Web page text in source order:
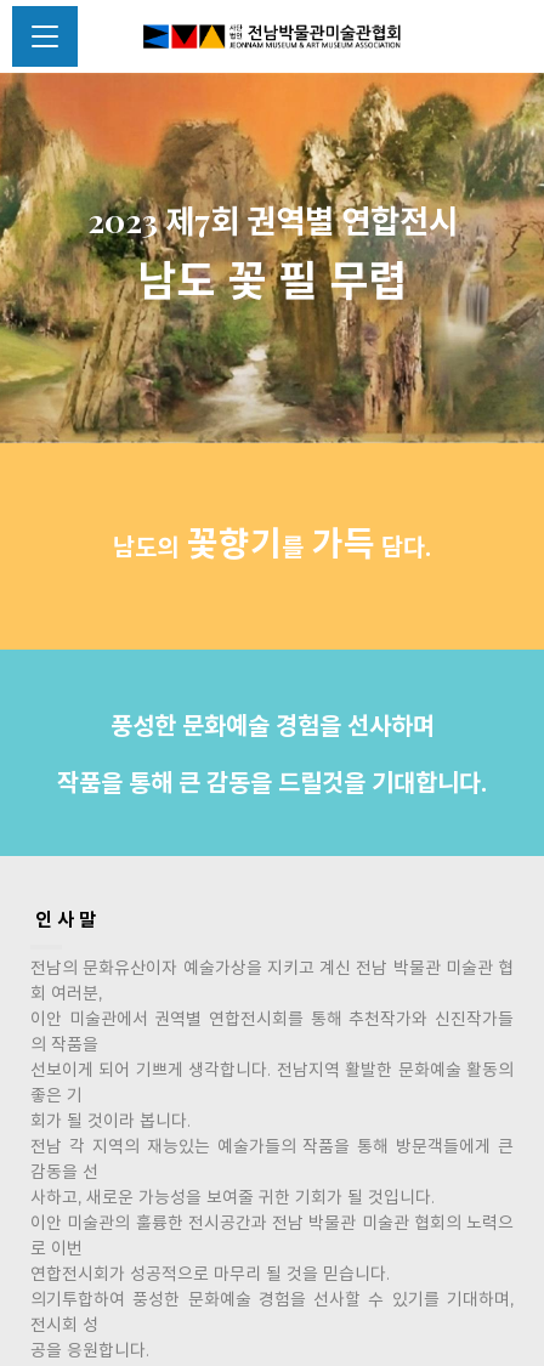
2023 제7회 권역별 연합전시
남도 꽃 필 무렵
남도의 꽃향기를 가득 담다.
풍성한 문화예술 경험을 선사하며
작품을 통해 큰 감동을 드릴것을 기대합니다.
인 사 말
전남의 문화유산이자 예술가상을 지키고 계신 전남 박물관 미술관 협
회 여러분,
이안 미술관에서 권역별 연합전시회를 통해 추천작가와 신진작가들
의 작품을
선보이게 되어 기쁘게 생각합니다. 전남지역 활발한 문화예술 활동의
좋은 기
회가 될 것이라 봅니다.
전남 각 지역의 재능있는 예술가들의 작품을 통해 방문객들에게 큰
감동을 선
사하고, 새로운 가능성을 보여줄 귀한 기회가 될 것입니다.
이안 미술관의 훌륭한 전시공간과 전남 박물관 미술관 협회의 노력으
로 이번
연합전시회가 성공적으로 마무리 될 것을 믿습니다.
의기투합하여 풍성한 문화예술 경험을 선사할 수 있기를 기대하며,
전시회 성
공을 응원합니다.